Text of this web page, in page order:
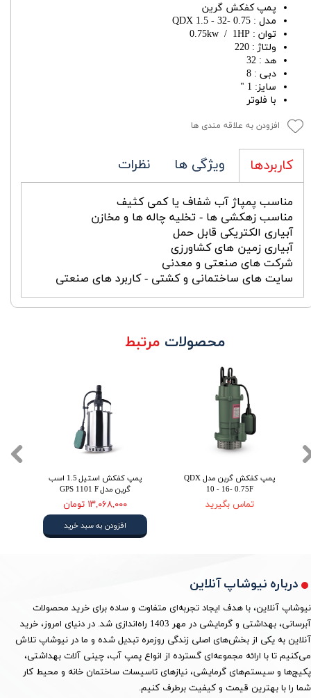
پمپ کفکش گرین
مدل : QDX 1.5 - 32- 0.75
توان : 0.75kw / 1HP
ولتاژ : 220
هد : 32
دبی : 8
سایز: 1 "
با فلوتر
افزودن به علاقه مندی ها
کاربردها ویژگی ها نظرات
مناسب پمپاژ آب شفاف یا کمی کثیف
مناسب زهکشی ها - تخلیه چاله ها و مخازن
آبیاری الکتریکی قابل حمل
آبیاری زمین های کشاورزی
شرکت های صنعتی و معدنی
سایت های ساختمانی و کشتی - کاربرد های صنعتی
پمپ کفکش استیل 1.5 اسب
گرین مدل GPS 1101 F
۱۳,۰۶۸,۰۰۰ تومان
افزودن به سبد خرید
پمپ کفکش گرین مدل QDX
10 - 16- 0.75F
تماس بگیرید
محصولات مرتبط
درباره نیوشاپ آنلاین
نیوشاپ آنلاین، با هدف ایجاد تجربه‌ای متفاوت و ساده برای خرید محصولات
آبرسانی، بهداشتی و گرمایشی در مهر 1403 راه‌اندازی شد. در دنیای امروز، خرید
آنلاین به یکی از بخش‌های اصلی زندگی روزمره تبدیل شده و ما در نیوشاپ تلاش
می‌کنیم تا با ارائه مجموعه‌ای گسترده از انواع پمپ آب، چینی آلات بهداشتی،
پکیج‌ها و سیستم‌های گرمایشی، نیازهای تاسیسات ساختمان خانه و محیط کار
شما را با بهترین قیمت و کیفیت برطرف کنیم.